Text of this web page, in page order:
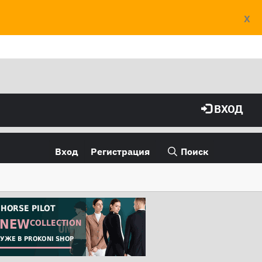
X
ВХОД
Вход Регистрация Поиск